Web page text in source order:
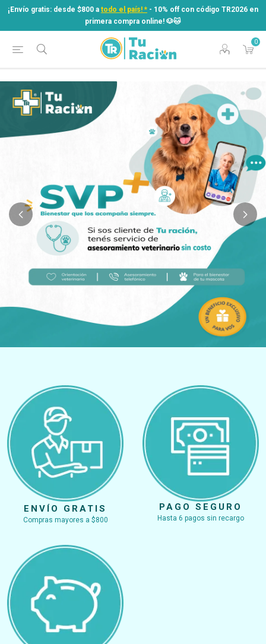
¡Envío gratis: desde $800 a todo el país! * - 10% off con código TR2026 en
primera compra online! ​🐶​🐱
0
¡Envío gratis: desde $800 atodo el país! *
- 10% off con código TR2026 en
primera compra online! ​🐶​🐱
ENVÍO GRATIS
Compras mayores a $800
PAGO SEGURO
Hasta 6 pagos sin recargo